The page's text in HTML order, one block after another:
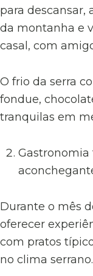
para descansar,
da montanha e
casal, com
O frio da serra
fondue,
tranquilas em
Durante o mês
oferecer
com pratos
no clima serrano.